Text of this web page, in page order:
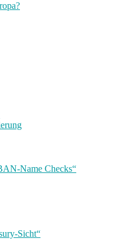
Name Checks“
Sicht“